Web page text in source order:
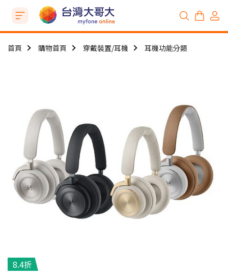
首頁 購物首頁 穿戴裝置/耳機 耳機功能分類
8.4折